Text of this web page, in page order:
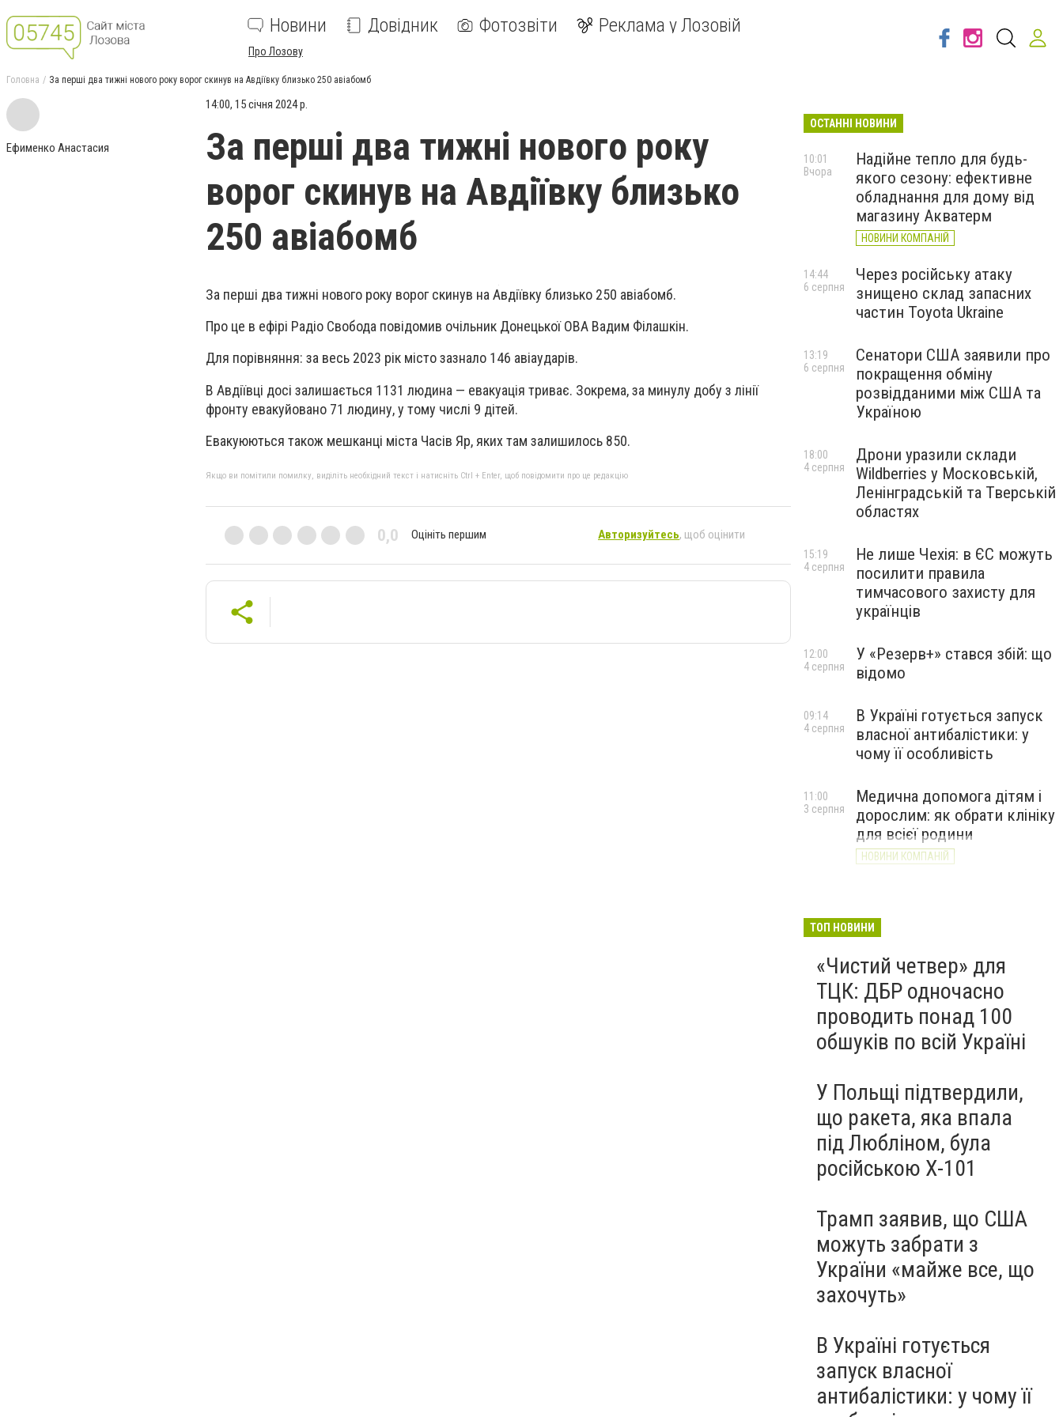
Новини Довідник Фотозвіти Реклама у Лозовій
Про Лозову
Головна За перші два тижні нового року ворог скинув на Авдіївку близько 250 авіабомб
Ефименко Анастасия
14:00, 15 січня 2024 р.
За перші два тижні нового року
ворог скинув на Авдіївку близько
250 авіабомб
За перші два тижні нового року ворог скинув на Авдіївку близько 250 авіабомб.
Про це в ефірі Радіо Свобода повідомив очільник Донецької ОВА Вадим Філашкін.
Для порівняння: за весь 2023 рік місто зазнало 146 авіаударів.
В Авдіївці досі залишається 1131 людина — евакуація триває. Зокрема, за минулу добу з лінії
фронту евакуйовано 71 людину, у тому числі 9 дітей.
Евакуюються також мешканці міста Часів Яр, яких там залишилось 850.
Якщо ви помітили помилку, виділіть необхідний текст і натисніть Ctrl + Enter, щоб повідомити про це редакцію
0,0 Оцініть першим Авторизуйтесь, щоб оцінити
ОСТАННІ НОВИНИ
Надійне тепло для будь-
якого сезону: ефективне
обладнання для дому від
магазину Акватерм
НОВИНИ КОМПАНІЙ
10:01
Вчора
Через російську атаку
знищено склад запасних
частин Toyota Ukraine
14:44
6 серпня
Сенатори США заявили про
покращення обміну
розвідданими між США та
Україною
13:19
6 серпня
Дрони уразили склади
Wildberries у Московській,
Ленінградській та Тверській
областях
18:00
4 серпня
Не лише Чехія: в ЄС можуть
посилити правила
тимчасового захисту для
українців
15:19
4 серпня
У «Резерв+» стався збій: що
відомо
12:00
4 серпня
В Україні готується запуск
власної антибалістики: у
чому її особливість
09:14
4 серпня
Медична допомога дітям і
дорослим: як обрати клініку
для всієї родини
НОВИНИ КОМПАНІЙ
11:00
3 серпня
ТОП НОВИНИ
«Чистий четвер» для
ТЦК: ДБР одночасно
проводить понад 100
обшуків по всій Україні
У Польщі підтвердили,
що ракета, яка впала
під Любліном, була
російською Х-101
Трамп заявив, що США
можуть забрати з
України «майже все, що
захочуть»
В Україні готується
запуск власної
антибалістики: у чому її